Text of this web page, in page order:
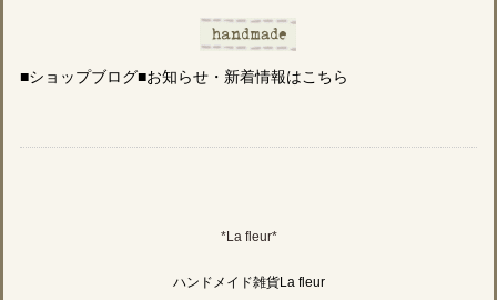
■ショップブログ■お知らせ・新着情報はこちら
*La fleur*
ハンドメイド雑貨La fleur